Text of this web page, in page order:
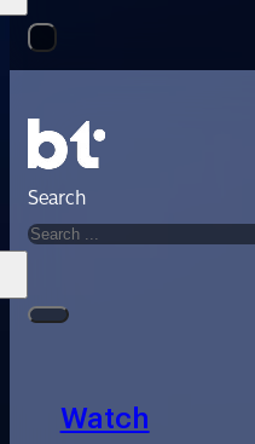
Search
Watch